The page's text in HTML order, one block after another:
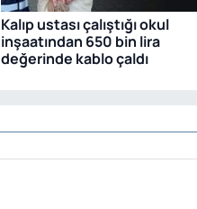
Kalıp ustası çalıştığı okul
inşaatından 650 bin lira
değerinde kablo çaldı